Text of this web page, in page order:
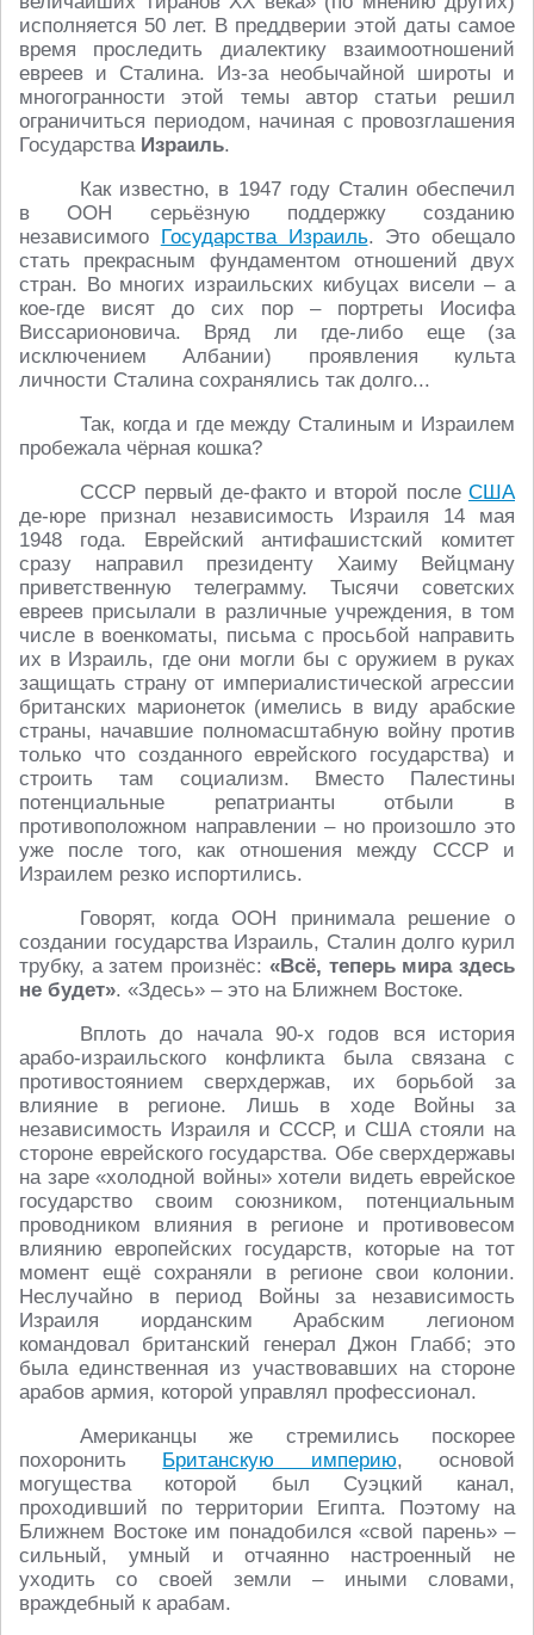
исполняется 50 лет. В преддверии этой даты самое
время проследить диалектику взаимоотношений
евреев и Сталина. Из-за необычайной широты и
многогранности этой темы автор статьи решил
ограничиться периодом, начиная с провозглашения
Государства Израиль.
Как известно, в 1947 году Сталин обеспечил
в ООН серьёзную поддержку созданию
независимого Государства Израиль. Это обещало
стать прекрасным фундаментом отношений двух
стран. Во многих израильских кибуцах висели – а
кое-где висят до сих пор – портреты Иосифа
Виссарионовича. Вряд ли где-либо еще (за
исключением Албании) проявления культа
личности Сталина сохранялись так долго...
Так, когда и где между Сталиным и Израилем
пробежала чёрная кошка?
СССР первый де-факто и второй после США
де-юре признал независимость Израиля 14 мая
1948 года. Еврейский антифашистский комитет
сразу направил президенту Хаиму Вейцману
приветственную телеграмму. Тысячи советских
евреев присылали в различные учреждения, в том
числе в военкоматы, письма с просьбой направить
их в Израиль, где они могли бы с оружием в руках
защищать страну от империалистической агрессии
британских марионеток (имелись в виду арабские
страны, начавшие полномасштабную войну против
только что созданного еврейского государства) и
строить там социализм. Вместо Палестины
потенциальные репатрианты отбыли в
противоположном направлении – но произошло это
уже после того, как отношения между СССР и
Израилем резко испортились.
Говорят, когда ООН принимала решение о
создании государства Израиль, Сталин долго курил
трубку, а затем произнёс: «Всё, теперь мира здесь
не будет». «Здесь» – это на Ближнем Востоке.
Вплоть до начала 90-х годов вся история
арабо-израильского конфликта была связана с
противостоянием сверхдержав, их борьбой за
влияние в регионе. Лишь в ходе Войны за
независимость Израиля и СССР, и США стояли на
стороне еврейского государства. Обе сверхдержавы
на заре «холодной войны» хотели видеть еврейское
государство своим союзником, потенциальным
проводником влияния в регионе и противовесом
влиянию европейских государств, которые на тот
момент ещё сохраняли в регионе свои колонии.
Неслучайно в период Войны за независимость
Израиля иорданским Арабским легионом
командовал британский генерал Джон Глабб; это
была единственная из участвовавших на стороне
арабов армия, которой управлял профессионал.
Американцы же стремились поскорее
похоронить Британскую империю, основой
могущества которой был Суэцкий канал,
проходивший по территории Египта. Поэтому на
Ближнем Востоке им понадобился «свой парень» –
сильный, умный и отчаянно настроенный не
уходить со своей земли – иными словами,
враждебный к арабам.